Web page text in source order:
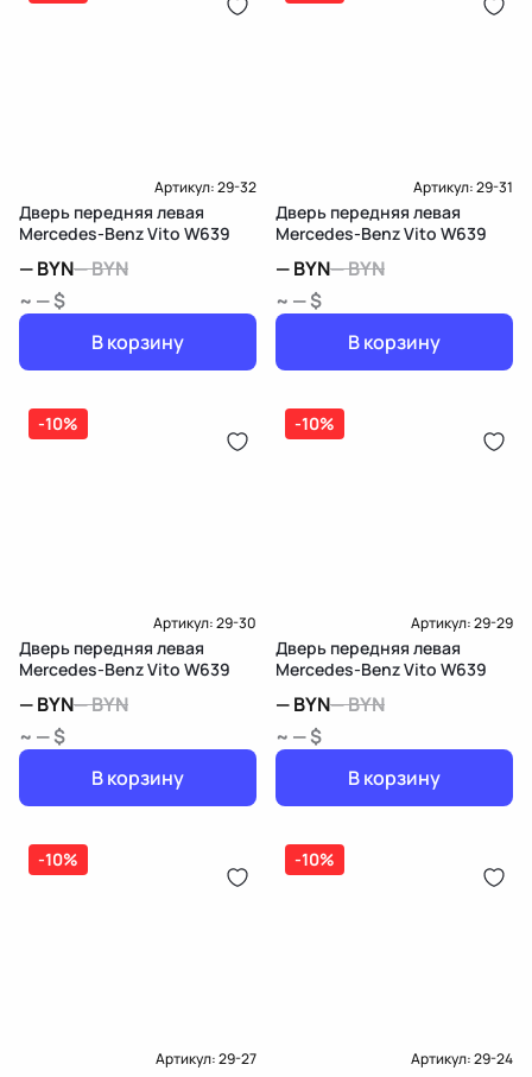
Артикул:29-32
Дверь передняя левая
Mercedes-Benz Vito W639
—BYN—BYN
~ — $
В корзину
Артикул:29-31
Дверь передняя левая
Mercedes-Benz Vito W639
—BYN—BYN
~ — $
В корзину
-10%
Артикул:29-30
Дверь передняя левая
Mercedes-Benz Vito W639
—BYN—BYN
~ — $
В корзину
-10%
Артикул:29-29
Дверь передняя левая
Mercedes-Benz Vito W639
—BYN—BYN
~ — $
В корзину
-10%
Артикул:29-27
-10%
Артикул:29-24